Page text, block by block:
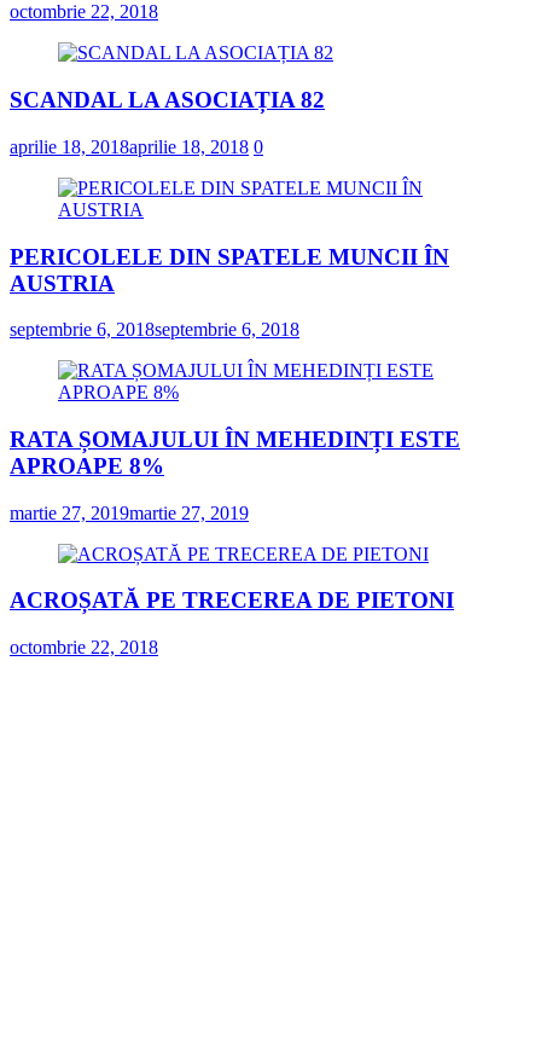
octombrie 22, 2018
SCANDAL LA ASOCIAȚIA 82
aprilie 18, 2018aprilie 18, 2018 0
PERICOLELE DIN SPATELE MUNCII ÎN
AUSTRIA
septembrie 6, 2018septembrie 6, 2018
RATA ȘOMAJULUI ÎN MEHEDINȚI ESTE
APROAPE 8%
martie 27, 2019martie 27, 2019
ACROȘATĂ PE TRECEREA DE PIETONI
octombrie 22, 2018